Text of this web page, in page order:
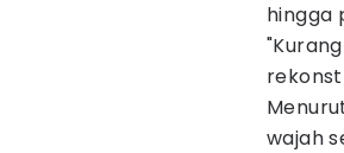
hingga
wajah